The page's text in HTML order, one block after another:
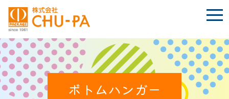
t
o
l
e
n
a
v
i
g
Language BLOG
ボトムハンガー